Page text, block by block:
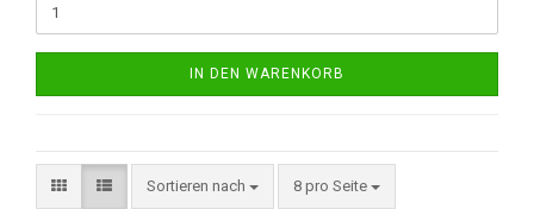
IN DEN WARENKORB
Sortieren nach 8 pro Seite